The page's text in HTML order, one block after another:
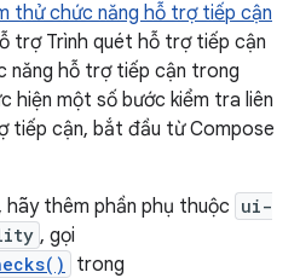
thử chức năng hỗ trợ tiếp cận
trợ Trình quét hỗ trợ tiếp cận
năng hỗ trợ tiếp cận trong
hiện một số bước kiểm tra liên
tiếp cận, bắt đầu từ Compose
thêm phần phụ thuộc ui-
, gọi
trong